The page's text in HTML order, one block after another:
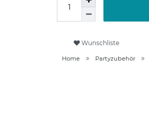
Wunschliste
Home Partyzubehör